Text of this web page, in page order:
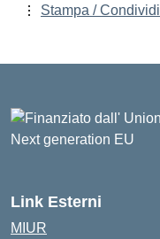
Stampa / Condividi
Link Esterni
MIUR